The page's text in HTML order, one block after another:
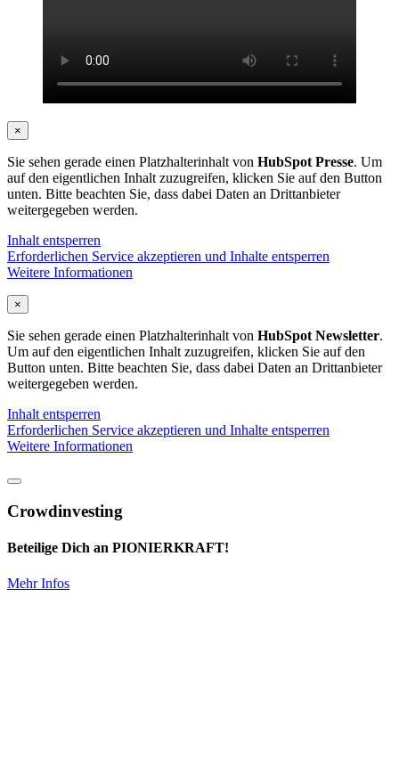
×
Sie sehen gerade einen Platzhalterinhalt von HubSpot Presse. Um
auf den eigentlichen Inhalt zuzugreifen, klicken Sie auf den Button
unten. Bitte beachten Sie, dass dabei Daten an Drittanbieter
weitergegeben werden.
Inhalt entsperren
Erforderlichen Service akzeptieren und Inhalte entsperren
Weitere Informationen
×
Sie sehen gerade einen Platzhalterinhalt von HubSpot Newsletter.
Um auf den eigentlichen Inhalt zuzugreifen, klicken Sie auf den
Button unten. Bitte beachten Sie, dass dabei Daten an Drittanbieter
weitergegeben werden.
Inhalt entsperren
Erforderlichen Service akzeptieren und Inhalte entsperren
Weitere Informationen
Crowdinvesting
Beteilige Dich an PIONIERKRAFT!
Mehr Infos